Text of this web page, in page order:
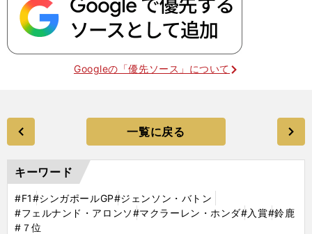
Googleの「優先ソース」について
一覧に戻る
キーワード
#F1#シンガポールGP#ジェンソン・バトン
#フェルナンド・アロンソ#マクラーレン・ホンダ#入賞#鈴鹿
#７位